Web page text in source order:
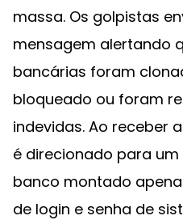
massa. Os golpistas
mensagem alertando
bancárias foram
bloqueado ou foram
indevidas. Ao receber
é direcionado para
banco montado
de login e senha de